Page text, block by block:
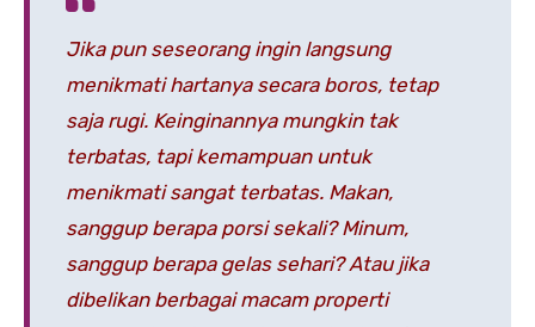
Jika pun seseorang ingin langsung
menikmati hartanya secara boros, tetap
saja rugi. Keinginannya mungkin tak
terbatas, tapi kemampuan untuk
menikmati sangat terbatas. Makan,
sanggup berapa porsi sekali? Minum,
sanggup berapa gelas sehari? Atau jika
dibelikan berbagai macam properti